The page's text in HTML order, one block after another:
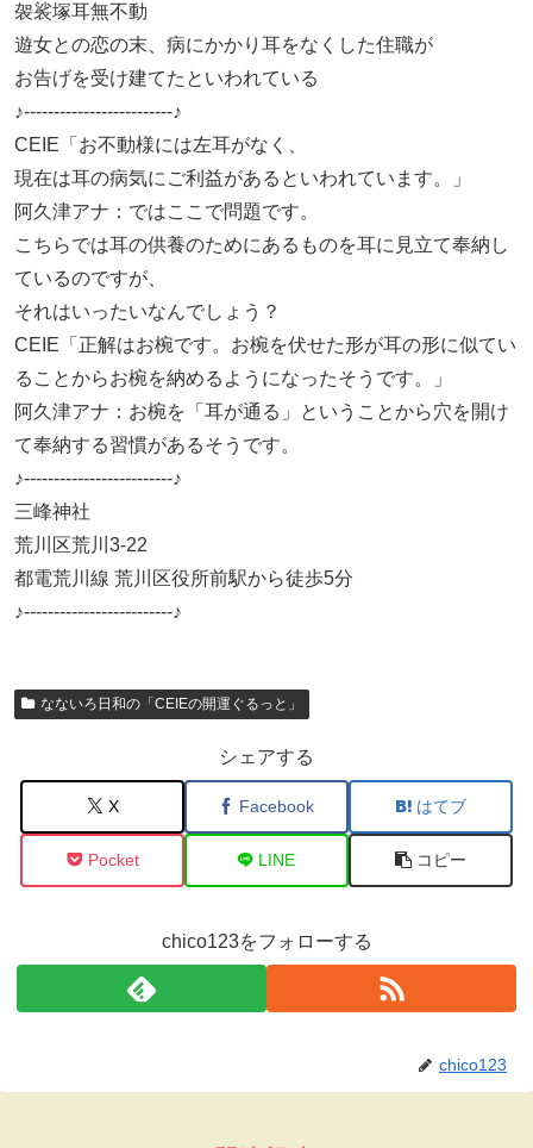
袈裟塚耳無不動
遊女との恋の末、病にかかり耳をなくした住職が
お告げを受け建てたといわれている
♪-------------------------♪
CEIE「お不動様には左耳がなく、
現在は耳の病気にご利益があるといわれています。」
阿久津アナ：ではここで問題です。
こちらでは耳の供養のためにあるものを耳に見立て奉納し
ているのですが、
それはいったいなんでしょう？
CEIE「正解はお椀です。お椀を伏せた形が耳の形に似てい
ることからお椀を納めるようになったそうです。」
阿久津アナ：お椀を「耳が通る」ということから穴を開け
て奉納する習慣があるそうです。
♪-------------------------♪
三峰神社
荒川区荒川3-22
都電荒川線 荒川区役所前駅から徒歩5分
♪-------------------------♪
なないろ日和の「CEIEの開運ぐるっと」
シェアする
X Facebook はてブ
Pocket LINE コピー
chico123をフォローする
chico123